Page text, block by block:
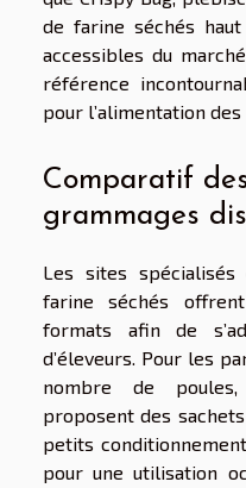
de farine séchés
accessibles du
référence
pour l’alimentation des
Comparatif
grammages
Les sites
farine séchés
formats afin de
d’éleveurs. Pour les
nombre de
proposent des
petits
pour une utilisation